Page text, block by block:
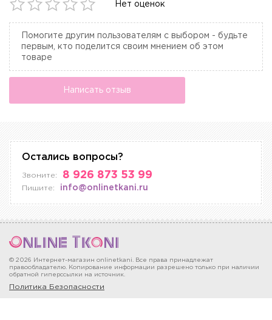
Нет оценок
Помогите другим пользователям с выбором - будьте
первым, кто поделится своим мнением об этом
товаре
Написать отзыв
Остались вопросы?
Звоните: 8 926 873 53 99
Пишите: info@onlinetkani.ru
© 2026 Интернет-магазин onlinetkani. Все права принадлежат
правообладателю. Копирование информации разрешено только при наличии
обратной гиперссылки на источник.
Политика Безопасности